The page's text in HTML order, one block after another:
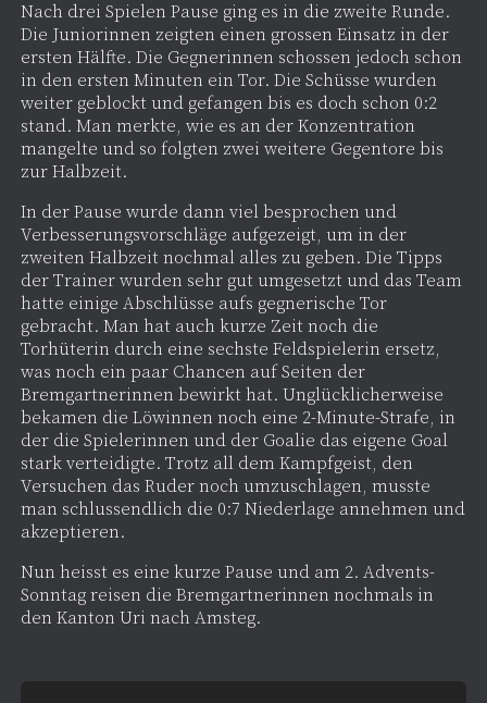
Nach drei Spielen Pause ging es in die zweite Runde.
Die Juniorinnen zeigten einen grossen Einsatz in der
ersten Hälfte. Die Gegnerinnen schossen jedoch schon
in den ersten Minuten ein Tor. Die Schüsse wurden
weiter geblockt und gefangen bis es doch schon 0:2
stand. Man merkte, wie es an der Konzentration
mangelte und so folgten zwei weitere Gegentore bis
zur Halbzeit.
In der Pause wurde dann viel besprochen und
Verbesserungsvorschläge aufgezeigt, um in der
zweiten Halbzeit nochmal alles zu geben. Die Tipps
der Trainer wurden sehr gut umgesetzt und das Team
hatte einige Abschlüsse aufs gegnerische Tor
gebracht. Man hat auch kurze Zeit noch die
Torhüterin durch eine sechste Feldspielerin ersetz,
was noch ein paar Chancen auf Seiten der
Bremgartnerinnen bewirkt hat. Unglücklicherweise
bekamen die Löwinnen noch eine 2-Minute-Strafe, in
der die Spielerinnen und der Goalie das eigene Goal
stark verteidigte. Trotz all dem Kampfgeist, den
Versuchen das Ruder noch umzuschlagen, musste
man schlussendlich die 0:7 Niederlage annehmen und
akzeptieren.
Nun heisst es eine kurze Pause und am 2. Advents-
Sonntag reisen die Bremgartnerinnen nochmals in
den Kanton Uri nach Amsteg.